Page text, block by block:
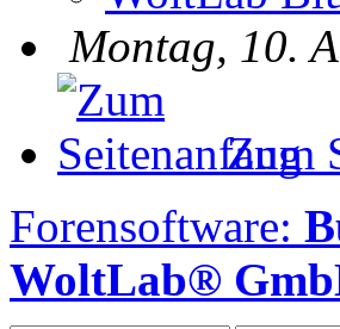
Montag, 10.
Zum
Forensoftware:
WoltLab®